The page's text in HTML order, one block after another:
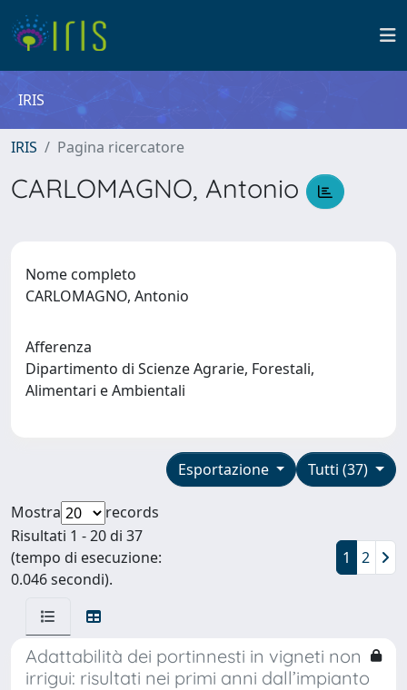
IRIS
IRIS Pagina ricercatore
CARLOMAGNO, Antonio
Nome completo
CARLOMAGNO, Antonio
Afferenza
Dipartimento di Scienze Agrarie, Forestali,
Alimentari e Ambientali
Tutti (37)
Esportazione
Mostra
records
Risultati 1 - 20 di 37
(tempo di esecuzione:
0.046 secondi).
1 2
Adattabilità dei portinnesti in vigneti non
irrigui: risultati nei primi anni dall’impianto